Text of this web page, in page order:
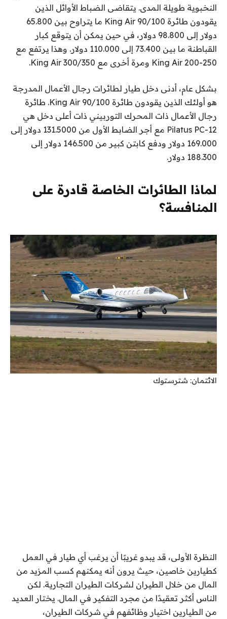
النخبوية طويلة المدى. يتقاضى الضباط الأوائل الذين
يقودون طائرة King Air 90/100 ما يتراوح بين 65.800
دولار إلى 98.800 دولار، في حين يمكن أن يتوقع كبار
القباطنة ما بين 73.400 إلى 110.000 دولار. وهذا يرتفع مع
King Air 200-250 ومرة ​​أخرى مع King Air 300/350.
بشكل عام، أدنى دخل طيار لطائرات رجال الأعمال المدرجة
هو أولئك الذين يقودون طائرة King Air 90/100.
طائرة
رجال الأعمال ذات المحرك التوربيني ذات أعلى دخل هي
Pilatus PC-12
مع أجر الضابط الأول من 131.5000 دولار إلى
169.000 دولار ودفع كابتن كبير من 146.500 دولار إلى
188.300 دولار.
لماذا الطائرات الخاصة قادرة على
المنافسة؟
الائتمان: شترستوك
النظرة الأولى، قد يبدو غريبًا أن يرغب أي طيار في العمل
كطيارين خاصين، حيث يرون أنه يمكنهم كسب المزيد من
المال من خلال الطيران لشركات الطيران التجارية. لكن
الناس أكثر تعقيدًا من مجرد التفكير في المال. يختار العديد
من الطيارين اختيار وظائفهم في شركات الطيران،